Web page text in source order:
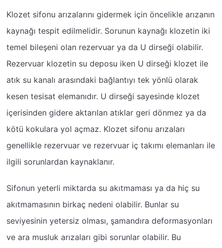
Klozet sifonu arızalarını gidermek için öncelikle arızanın
kaynağı tespit edilmelidir. Sorunun kaynağı klozetin iki
temel bileşeni olan rezervuar ya da U dirseği olabilir.
Rezervuar klozetin su deposu iken U dirseği klozet ile
atık su kanalı arasındaki bağlantıyı tek yönlü olarak
kesen tesisat elemanıdır. U dirseği sayesinde klozet
içerisinden gidere aktarılan atıklar geri dönmez ya da
kötü kokulara yol açmaz. Klozet sifonu arızaları
genellikle rezervuar ve rezervuar iç takımı elemanları ile
ilgili sorunlardan kaynaklanır.
Sifonun yeterli miktarda su akıtmaması ya da hiç su
akıtmamasının birkaç nedeni olabilir. Bunlar su
seviyesinin yetersiz olması, şamandıra deformasyonları
ve ara musluk arızaları gibi sorunlar olabilir. Bu